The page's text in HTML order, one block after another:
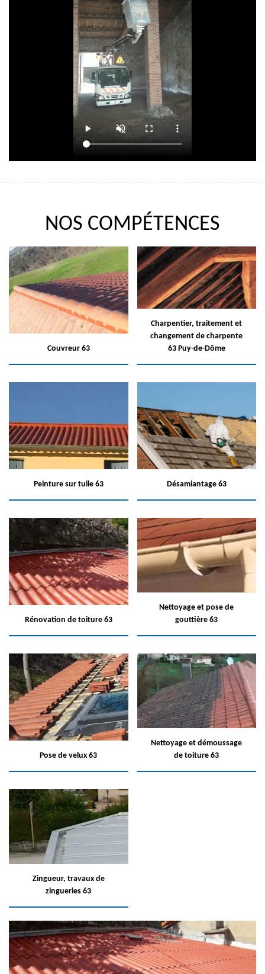
NOS COMPÉTENCES
Couvreur 63
Charpentier, traitement et
changement de charpente
63 Puy-de-Dôme
Peinture sur tuile 63 Désamiantage 63
Rénovation de toiture 63
Nettoyage et pose de
gouttière 63
Pose de velux 63
Nettoyage et démoussage
de toiture 63
Zingueur, travaux de
zingueries 63